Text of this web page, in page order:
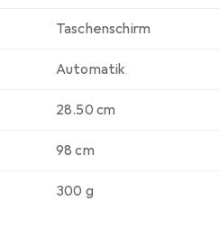
Taschenschirm
Automatik
28.50 cm
98 cm
300 g